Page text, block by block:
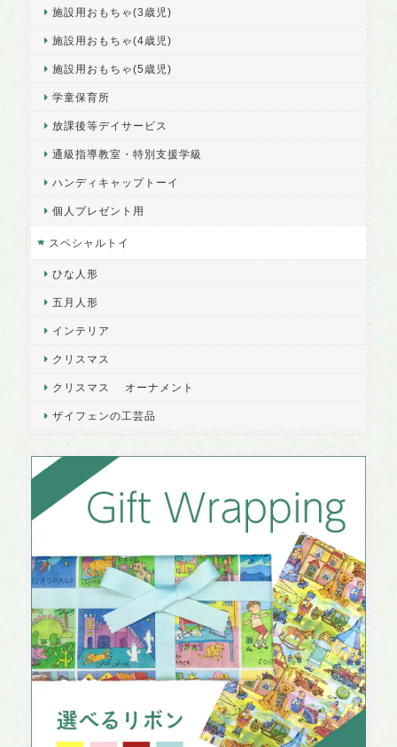
施設用おもちゃ(3歳児)
施設用おもちゃ(4歳児)
施設用おもちゃ(5歳児)
学童保育所
放課後等デイサービス
通級指導教室・特別支援学級
ハンディキャップトーイ
個人プレゼント用
スペシャルトイ
ひな人形
五月人形
インテリア
クリスマス
クリスマス オーナメント
ザイフェンの工芸品